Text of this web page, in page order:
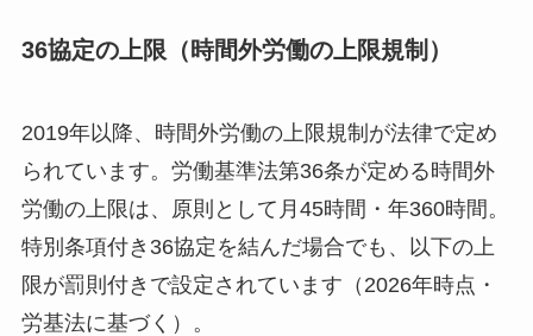
36協定の上限（時間外労働の上限規制）
2019年以降、時間外労働の上限規制が法律で定め
られています。労働基準法第36条が定める時間外
労働の上限は、原則として月45時間・年360時間。
特別条項付き36協定を結んだ場合でも、以下の上
限が罰則付きで設定されています（2026年時点・
労基法に基づく）。